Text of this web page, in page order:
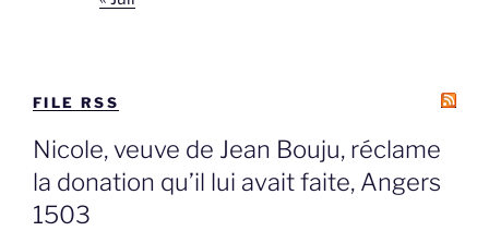
FILE RSS
Nicole, veuve de Jean Bouju, réclame
la donation qu’il lui avait faite, Angers
1503